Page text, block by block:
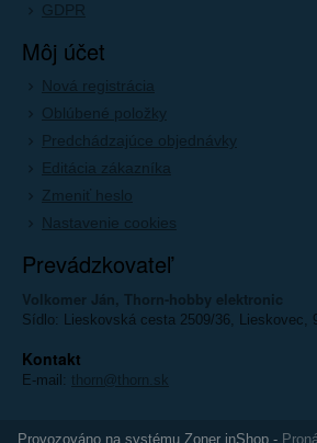
GDPR
Môj účet
Nová registrácia
Oblúbené položky
Predchádzajúce objednávky
Editácia zákazníka
Zmeniť heslo
Nastavenie cookies
Prevádzkovateľ
Volkomer Ján, Thorn-hobby elektronic
Sídlo: Lieskovská cesta 2509/36, Lieskovec,
Kontakt
E-mail: thorn@thorn.sk
Provozováno na systému Zoner inShop -